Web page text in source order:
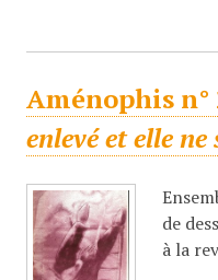
Aménophis n°
enlevé et elle
de
à la